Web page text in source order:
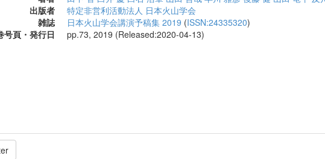
入型観測システムの開発
著者 田中 智 白井 慶 白石 浩章 山田 哲哉